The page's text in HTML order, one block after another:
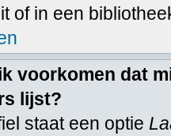
of in een
voorkomen dat
lijst?
staat een optie